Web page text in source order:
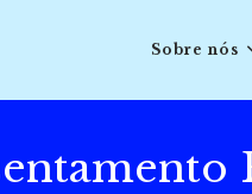
Sobre nós